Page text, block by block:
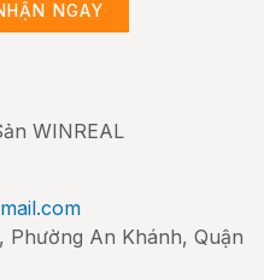
NGAY
WINREAL
Phường An Khánh, Quận